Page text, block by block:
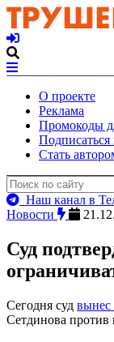
О проекте
Реклама
Промокоды
Стать
Наш канал в
Новости
Суд
Сегодня суд вынес
Сетдинова